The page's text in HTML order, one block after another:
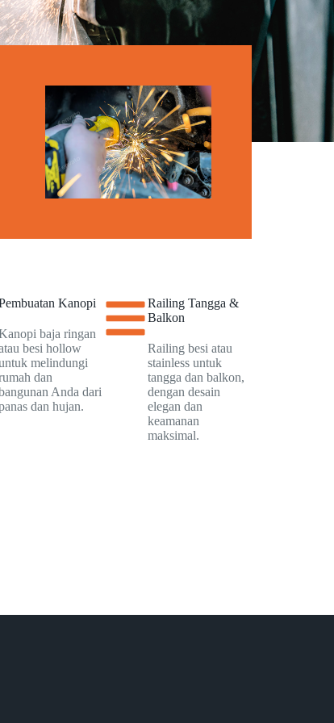
Kanopi
baja ringan
besi hollow
melindungi
dan
Anda dari
dan hujan.
Railing Tangga &
Balkon
Railing besi atau
stainless untuk
tangga dan balkon,
dengan desain
elegan dan
keamanan
maksimal.